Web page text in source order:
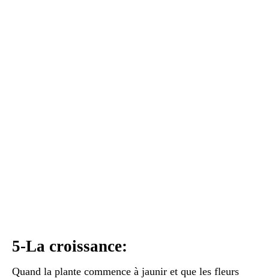
5-La croissance:
Quand la plante commence à jaunir et que les fleurs